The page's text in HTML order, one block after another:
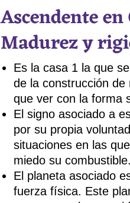
Ascendente
Madurez y
Es la casa 1 la que
de la construcción de
que ver con la forma
El signo asociado a
por su propia
situaciones en las
miedo su combustible.
El planeta asociado
fuerza física. Este